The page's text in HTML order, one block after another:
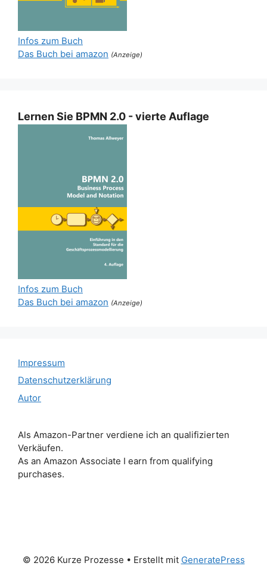
Infos zum Buch
Das Buch bei amazon (Anzeige)
Lernen Sie BPMN 2.0 - vierte Auflage
Infos zum Buch
Das Buch bei amazon (Anzeige)
Impressum
Datenschutzerklärung
Autor
Als Amazon-Partner verdiene ich an qualifizierten
Verkäufen.
As an Amazon Associate I earn from qualifying
purchases.
© 2026 Kurze Prozesse • Erstellt mit GeneratePress